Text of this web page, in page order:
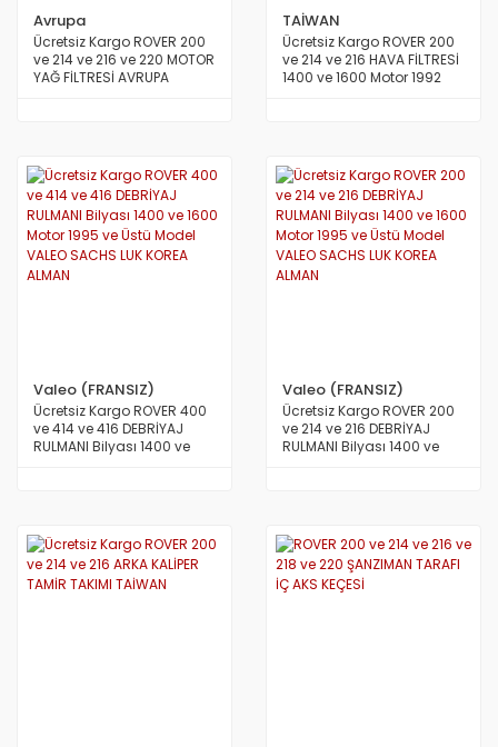
Avrupa
Ücretsiz Kargo ROVER 200
ve 214 ve 216 ve 220 MOTOR
YAĞ FİLTRESİ AVRUPA
TAİWAN
Ücretsiz Kargo ROVER 200
ve 214 ve 216 HAVA FİLTRESİ
1400 ve 1600 Motor 1992
Valeo (FRANSIZ)
Ücretsiz Kargo ROVER 400
ve 414 ve 416 DEBRİYAJ
RULMANI Bilyası 1400 ve
Valeo (FRANSIZ)
Ücretsiz Kargo ROVER 200
ve 214 ve 216 DEBRİYAJ
RULMANI Bilyası 1400 ve